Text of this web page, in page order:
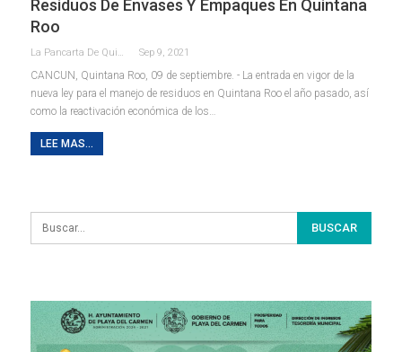
Residuos De Envases Y Empaques En Quintana
Roo
La Pancarta De Quintana Roo Sep 9, 2021
CANCUN, Quintana Roo, 09 de septiembre. - La entrada en vigor de la
nueva ley para el manejo de residuos en Quintana Roo el año pasado, así
como la reactivación económica de los…
LEE MAS...